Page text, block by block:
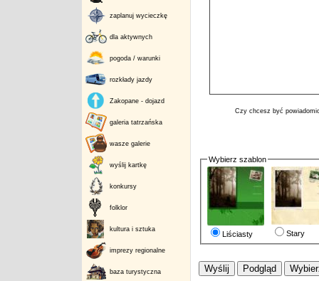
zaplanuj wycieczkę
dla aktywnych
pogoda / warunki
rozkłady jazdy
Zakopane - dojazd
galeria tatrzańska
wasze galerie
wyślij kartkę
konkursy
folklor
kultura i sztuka
imprezy regionalne
baza turystyczna
Czy chcesz być
Wybierz szablon
Liściasty Stary